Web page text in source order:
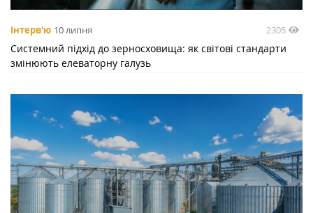
Інтерв'ю 10 липня 2305
Системний підхід до зерносховища: як світові стандарти
змінюють елеваторну галузь